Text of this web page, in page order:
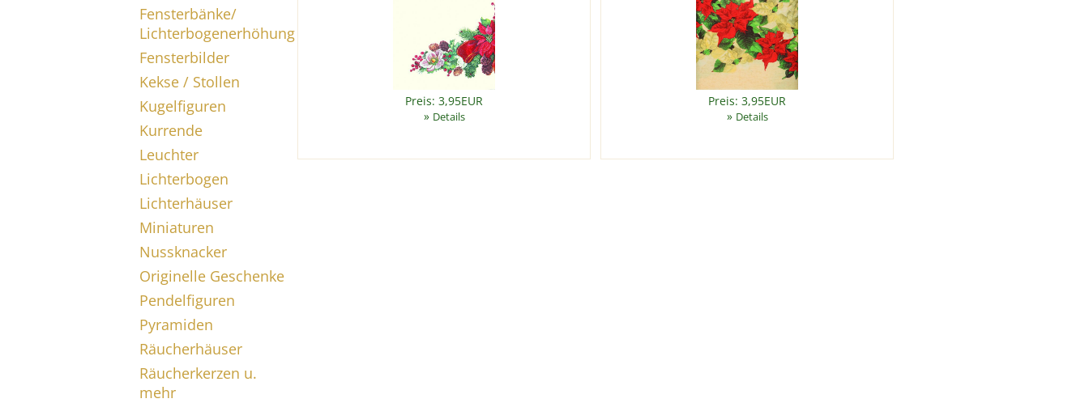
Fensterbänke/
Lichterbogenerhöhung
Fensterbilder
Kekse / Stollen
Kugelfiguren
Kurrende
Leuchter
Lichterbogen
Lichterhäuser
Miniaturen
Nussknacker
Originelle Geschenke
Pendelfiguren
Pyramiden
Räucherhäuser
Räucherkerzen u.
mehr
Preis: 3,95EUR
» Details
Preis: 3,95EUR
» Details